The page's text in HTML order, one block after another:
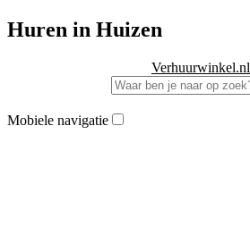
Huren in Huizen
Verhuurwinkel.nl
Mobiele navigatie